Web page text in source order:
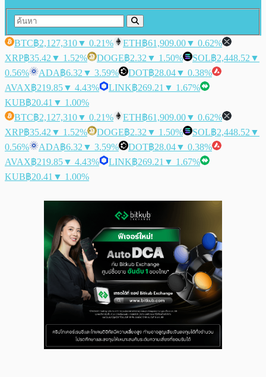
BTC฿2,127,310▼ 0.21% ETH฿61,909.00▼ 0.62%
XRP฿35.42 ▼ 1.52% DOGE฿2.32 ▼ 1.50% SOL฿2,448.52 ▼
0.56%
ADA฿6.32 ▼ 3.59% DOT฿28.04▼ 0.38%
AVAX฿219.85▼ 4.43% LINK฿269.21 ▼ 1.67%
KUB฿20.41 ▼ 1.00%
BTC฿2,127,310▼ 0.21% ETH฿61,909.00▼ 0.62%
XRP฿35.42 ▼ 1.52% DOGE฿2.32 ▼ 1.50% SOL฿2,448.52 ▼
0.56%
ADA฿6.32 ▼ 3.59% DOT฿28.04▼ 0.38%
AVAX฿219.85▼ 4.43% LINK฿269.21 ▼ 1.67%
KUB฿20.41 ▼ 1.00%